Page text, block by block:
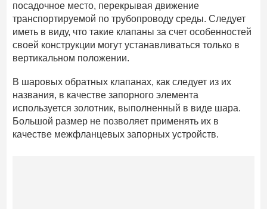
посадочное место, перекрывая движение
транспортируемой по трубопроводу среды. Следует
иметь в виду, что такие клапаны за счет особенностей
своей конструкции могут устанавливаться только в
вертикальном положении.
В шаровых обратных клапанах, как следует из их
названия, в качестве запорного элемента
используется золотник, выполненный в виде шара.
Большой размер не позволяет применять их в
качестве межфланцевых запорных устройств.